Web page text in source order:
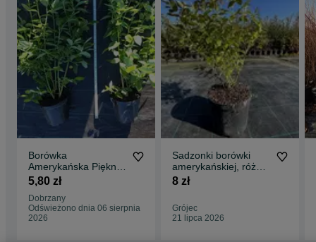
Borówka
Amerykańska Piękne
sadzonki 3 i 4 letnie
5,80 zł
Dobrzany
Odświeżono dnia 06 sierpnia
2026
Sadzonki borówki
amerykańskiej, różne
odmiany, CAC,
8 zł
Grójec
21 lipca 2026